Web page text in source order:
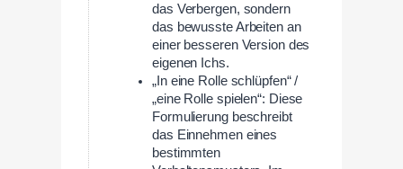
das Verbergen, sondern
das bewusste Arbeiten an
einer besseren Version des
eigenen Ichs.
„In eine Rolle schlüpfen“ /
„eine Rolle spielen“: Diese
Formulierung beschreibt
das Einnehmen eines
bestimmten